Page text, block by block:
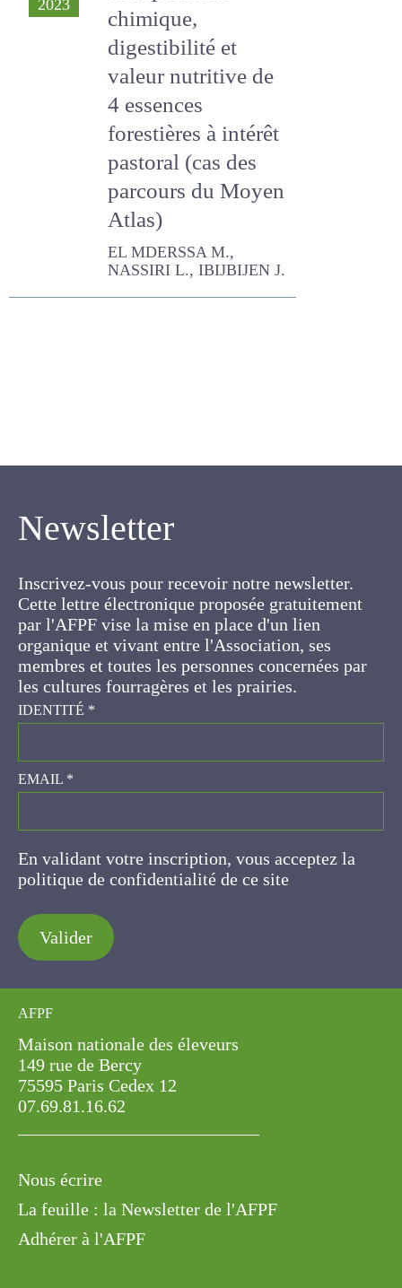
#256
Composition
chimique,
digestibilité et
valeur nutritive de
4 essences
forestières à
intérêt pastoral
(cas des parcours
du Moyen Atlas)
EL MDERSSA M., NASSIRI L.,
IBIJBIJEN J.
Newsletter
Cette lettre électronique proposée
gratuitement par l'AFPF vise la mise en place
d'un lien organique et vivant entre l'Association,
ses membres et toutes les personnes
concernées par les cultures fourragères et les
prairies.
IDENTITÉ*
EMAIL*
En validant votre inscription, vous acceptez la
politique de confidentialité de ce site
Valider
AFPF
Maison nationale des éleveurs
149 rue de Bercy
75595 Paris Cedex 12
07.69.81.16.62
Nous écrire
La feuille : la Newsletter de l'AFPF
Adhérer à l'AFPF